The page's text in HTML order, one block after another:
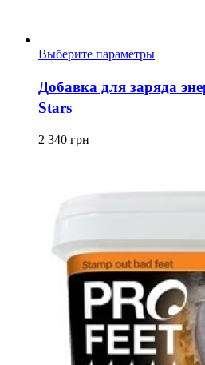
Выберите параметрыЭтот
имеет
Добавка для заряда
Stars
2 340 грн